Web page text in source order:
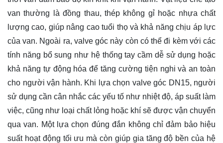
van thường là đồng thau, thép không gỉ hoặc nhựa chất
lượng cao, giúp nâng cao tuổi thọ và khả năng chịu áp lực
của van. Ngoài ra, valve góc này còn có thể đi kèm với các
tính năng bổ sung như hệ thống tay cầm dễ sử dụng hoặc
khả năng tự động hóa để tăng cường tiện nghi và an toàn
cho người vận hành. Khi lựa chọn valve góc DN15, người
sử dụng cần cân nhắc các yếu tố như nhiệt độ, áp suất làm
việc, cũng như loại chất lỏng hoặc khí sẽ được vận chuyển
qua van. Một lựa chọn đúng đắn không chỉ đảm bảo hiệu
suất hoạt động tối ưu mà còn giúp gia tăng độ bền của hệ